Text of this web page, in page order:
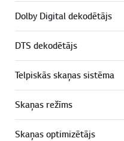
Dolby Digital dekodētājs
DTS dekodētājs
Telpiskās skaņas sistēma
Skaņas režīms
Skaņas optimizētājs